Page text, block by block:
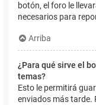
botón, el foro le
necesarios para
Arriba
¿Para qué sirve el
temas?
Esto le permitirá
enviados más tarde.